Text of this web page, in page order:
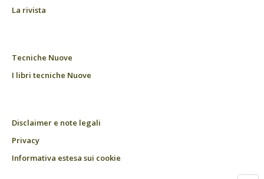
La rivista
Tecniche Nuove
I libri tecniche Nuove
Disclaimer e note legali
Privacy
Informativa estesa sui cookie